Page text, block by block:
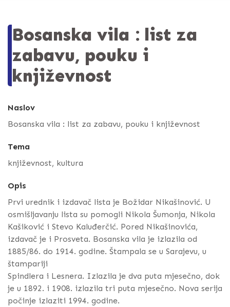
Bosanska vila : list za
zabavu, pouku i
književnost
Naslov
Bosanska vila : list za zabavu, pouku i književnost
Tema
književnost, kultura
Opis
Prvi urednik i izdavač lista je Božidar Nikašinović. U
osmišljavanju lista su pomogli Nikola Šumonja, Nikola
Kašiković i Stevo Kaluđerčić. Pored Nikašinovića,
izdavač je i Prosveta. Bosanska vila je izlazila od
1885/86. do 1914. godine. Štampala se u Sarajevu, u
štampariji
Spindlera i Lesnera. Izlazila je dva puta mjesečno, dok
je u 1892. i 1908. izlazila tri puta mjesečno. Nova serija
počinje izlaziti 1994. godine.